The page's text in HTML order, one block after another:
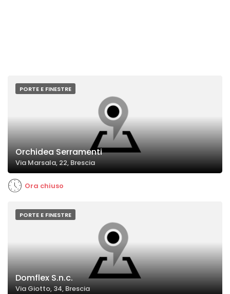
PORTE E FINESTRE
Orchidea Serramenti
Via Marsala, 22, Brescia
Ora chiuso
PORTE E FINESTRE
Domflex S.n.c.
Via Giotto, 34, Brescia